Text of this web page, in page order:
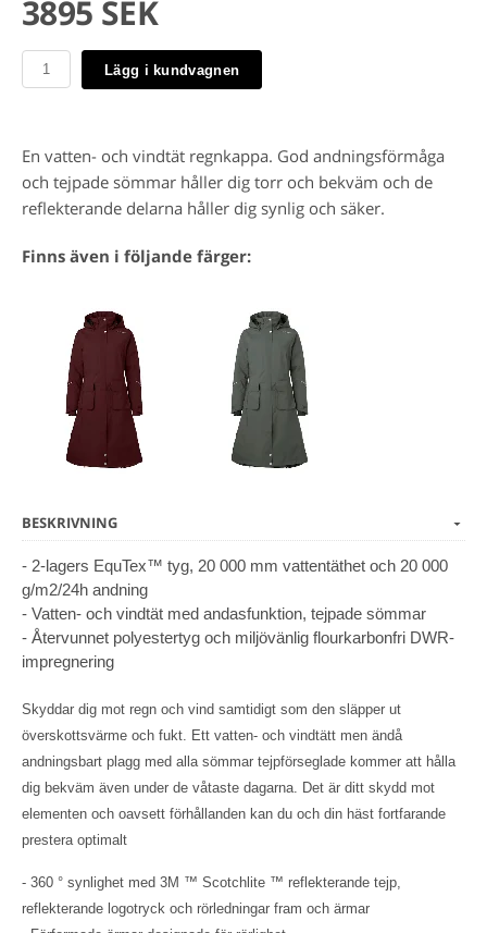
3895 SEK
Lägg i kundvagnen
En vatten- och vindtät regnkappa. God andningsförmåga
och tejpade sömmar håller dig torr och bekväm och de
reflekterande delarna håller dig synlig och säker.
Finns även i följande färger:
BESKRIVNING
- 2-lagers EquTex™ tyg, 20 000 mm vattentäthet och 20 000
g/m2/24h andning
- Vatten- och vindtät med andasfunktion, tejpade sömmar
- Återvunnet polyestertyg och miljövänlig flourkarbonfri DWR-
impregnering
Skyddar dig mot regn och vind samtidigt som den släpper ut
överskottsvärme och fukt. Ett vatten- och vindtätt men ändå
andningsbart plagg med alla sömmar tejpförseglade kommer att hålla
dig bekväm även under de våtaste dagarna. Det är ditt skydd mot
elementen och oavsett förhållanden kan du och din häst fortfarande
prestera optimalt
- 360 ° synlighet med 3M ™ Scotchlite ™ reflekterande tejp,
reflekterande logotryck och rörledningar fram och ärmar